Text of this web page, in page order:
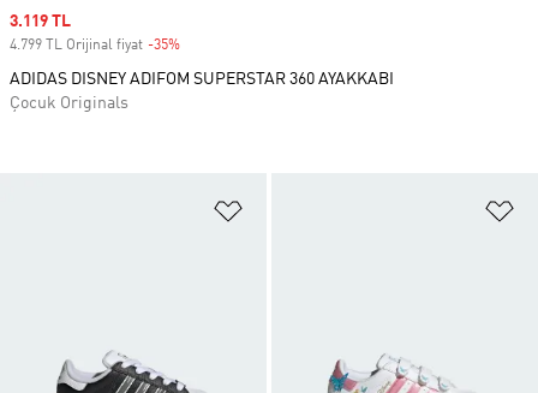
Sale price
3.119 TL
4.799 TL Orijinal fiyat -35%
ADIDAS DISNEY ADIFOM SUPERSTAR 360 AYAKKABI
Çocuk Originals